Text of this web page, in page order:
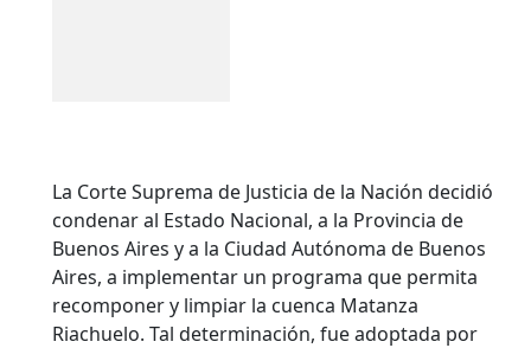
La Corte Suprema de Justicia de la Nación decidió
condenar al Estado Nacional, a la Provincia de
Buenos Aires y a la Ciudad Autónoma de Buenos
Aires, a implementar un programa que permita
recomponer y limpiar la cuenca Matanza
Riachuelo. Tal determinación, fue adoptada por